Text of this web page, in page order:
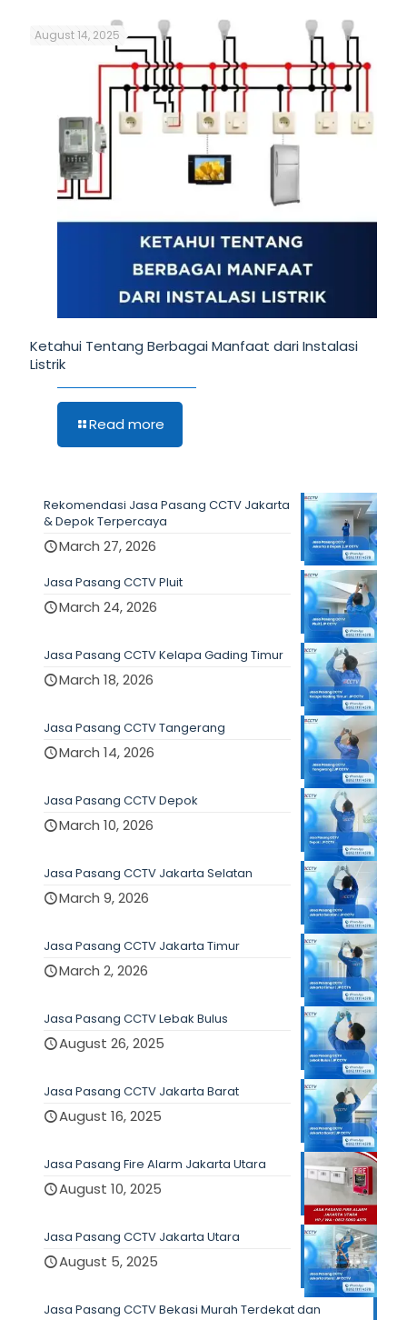
August 14, 2025
Ketahui Tentang Berbagai Manfaat dari Instalasi
Listrik
Read more
Rekomendasi Jasa Pasang CCTV Jakarta
& Depok Terpercaya
March 27, 2026
Jasa Pasang CCTV Pluit
March 24, 2026
Jasa Pasang CCTV Kelapa Gading Timur
March 18, 2026
Jasa Pasang CCTV Tangerang
March 14, 2026
Jasa Pasang CCTV Depok
March 10, 2026
Jasa Pasang CCTV Jakarta Selatan
March 9, 2026
Jasa Pasang CCTV Jakarta Timur
March 2, 2026
Jasa Pasang CCTV Lebak Bulus
August 26, 2025
Jasa Pasang CCTV Jakarta Barat
August 16, 2025
Jasa Pasang Fire Alarm Jakarta Utara
August 10, 2025
Jasa Pasang CCTV Jakarta Utara
August 5, 2025
Jasa Pasang CCTV Bekasi Murah Terdekat dan